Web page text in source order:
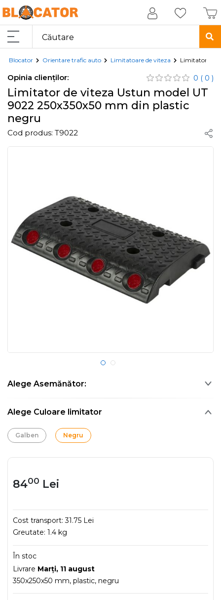
Blocator Orientare trafic auto Limitatoare de viteza Limitator de
Opinia clienților: 0 ( 0 )
Limitator de viteza Ustun model UT
9022 250x350x50 mm din plastic
negru
Cod produs: T9022
Alege Asemănător:
Alege Culoare limitator
Galben Negru
8400 Lei
Cost transport:31.75 Lei
Greutate: 1.4 kg
În stoc
Livrare Marţi, 11 august
350x250x50 mm, plastic, negru